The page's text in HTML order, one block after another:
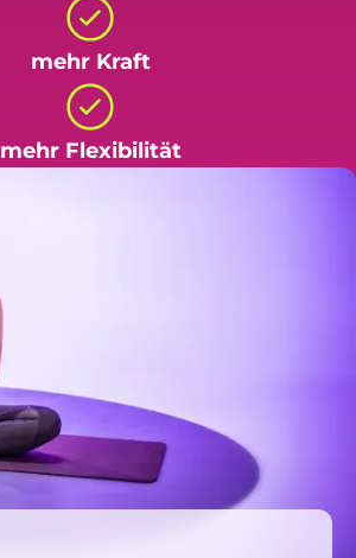
mehr Kraft
mehr Flexibilität